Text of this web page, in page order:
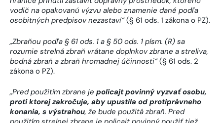
vodič na opakovanú výzvu alebo znamenie dané podľa
osobitných predpisov nezastaví“(§ 61 ods. 1 zákona o PZ).
„Zbraňou podľa § 61 ods. 1 a § 50 ods. 1 písm. (R) sa
rozumie strelná zbraň vrátane doplnkov zbrane a streliva,
bodná zbraň a zbraň hromadnej účinnosti“(§ 61 ods. 2
zákona o PZ).
„Pred použitím zbrane je policajt povinný vyzvať osobu,
proti ktorej zakročuje, aby upustila od protiprávneho
konania, s výstrahou, že bude použitá zbraň. Pred